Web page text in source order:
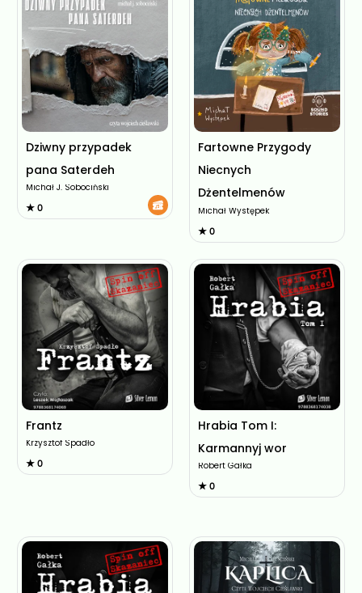
Dziwny przypadek
pana Saterdeh
Michał J. Sobociński
★ 0
Fartowne Przygody
Niecnych
Dżentelmenów
Michał Występek
★ 0
Frantz
Krzysztof Spadło
★ 0
Hrabia Tom I:
Karmannyj wor
Robert Gałka
★ 0